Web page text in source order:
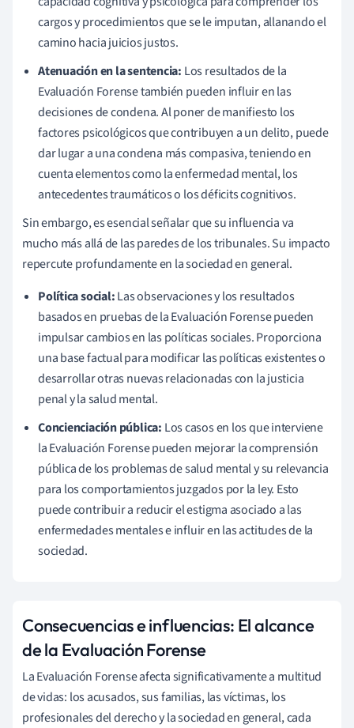
cargos y procedimientos que se le imputan, allanando el
camino hacia juicios justos.
Atenuación en la sentencia: Los resultados de la
Evaluación Forense también pueden influir en las
decisiones de condena. Al poner de manifiesto los
factores psicológicos que contribuyen a un delito, puede
dar lugar a una condena más compasiva, teniendo en
cuenta elementos como la enfermedad mental, los
antecedentes traumáticos o los déficits cognitivos.
Sin embargo, es esencial señalar que su influencia va
mucho más allá de las paredes de los tribunales. Su impacto
repercute profundamente en la sociedad en general.
Política social:Las observaciones y los resultados
basados en pruebas de la Evaluación Forense pueden
impulsar cambios en las políticas sociales. Proporciona
una base factual para modificar las políticas existentes o
desarrollar otras nuevas relacionadas con la justicia
penal y la salud mental.
Concienciación pública: Los casos en los que interviene
la Evaluación Forense pueden mejorar la comprensión
pública de los problemas de salud mental y su relevancia
para los comportamientos juzgados por la ley. Esto
puede contribuir a reducir el estigma asociado a las
enfermedades mentales e influir en las actitudes de la
sociedad.
Consecuencias e influencias: El alcance
de la Evaluación Forense
La Evaluación Forense afecta significativamente a multitud
de vidas: los acusados, sus familias, las víctimas, los
profesionales del derecho y la sociedad en general, cada